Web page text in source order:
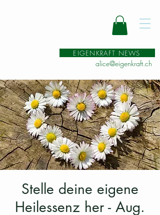
EIGENKRAFT NEWS
alice@eigenkraft.ch
Stelle deine eigene
Heilessenz her - Aug.